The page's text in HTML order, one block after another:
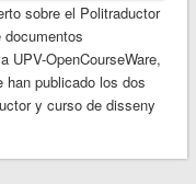
sobre el Politraductor
UPV-OpenCourseWare,
publicado los dos
y curso de disseny